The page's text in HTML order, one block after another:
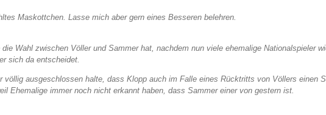
Maskottchen. Lasse mich aber gern eines Besseren belehren.
Wahl zwischen Völler und Sammer hat, nachdem nun viele ehemalige Nationalspieler
sich da entscheidet.
völlig ausgeschlossen halte, dass Klopp auch im Falle eines Rücktritts von Völlers einen
Ehemalige immer noch nicht erkannt haben, dass Sammer einer von gestern ist.